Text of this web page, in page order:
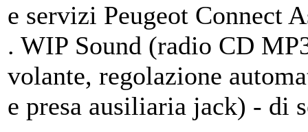
e servizi Peugeot Connect
. WIP Sound (radio CD
volante, regolazione
e presa ausiliaria jack) - di